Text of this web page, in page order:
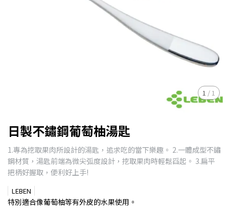
1 / 1
日製不鏽鋼葡萄柚湯匙
1.專為挖取果肉所設計的湯匙，追求吃的當下樂趣。 2.一體成型不鏽
鋼材質，湯匙前端為微尖弧度設計，挖取果肉時輕鬆舀起。 3.扁平
把柄好握取，便利好上手!
LEBEN
特別適合像葡萄柚等有外皮的水果使用。